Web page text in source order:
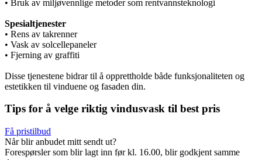
• Bruk av miljøvennlige metoder som rentvannsteknologi
Spesialtjenester
• Rens av takrenner
• Vask av solcellepaneler
• Fjerning av graffiti
Disse tjenestene bidrar til å opprettholde både funksjonaliteten og
estetikken til vinduene og fasaden din.
Tips for å velge riktig vindusvask til best pris
Få pristilbud
Når blir anbudet mitt sendt ut?
Forespørsler som blir lagt inn før kl. 16.00, blir godkjent samme